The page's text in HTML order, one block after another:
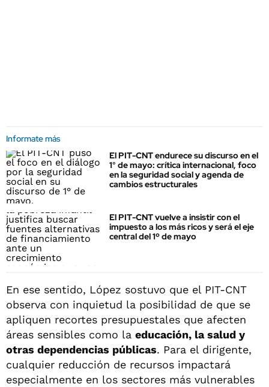
Informate más
El PIT-CNT endurece su discurso en el
1° de mayo: crítica internacional, foco
en la seguridad social y agenda de
cambios estructurales
El PIT-CNT vuelve a insistir con el
impuesto a los más ricos y será el eje
central del 1º de mayo
En ese sentido, López sostuvo que el PIT-CNT
observa con inquietud la posibilidad de que se
apliquen recortes presupuestales que afecten
áreas sensibles como la educación, la salud y
otras dependencias públicas. Para el dirigente,
cualquier reducción de recursos impactará
especialmente en los sectores más vulnerables